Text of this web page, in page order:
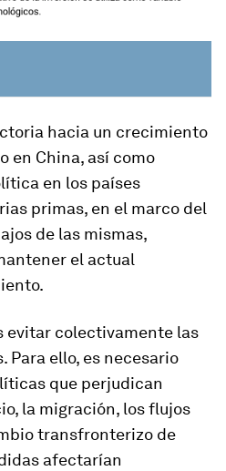
hacia un crecimiento
en China, así como
en los países
primas, en el marco del
de las mismas,
el actual
evitar colectivamente las
Para ello, es necesario
que perjudican
la migración, los flujos
transfronterizo de
afectarían